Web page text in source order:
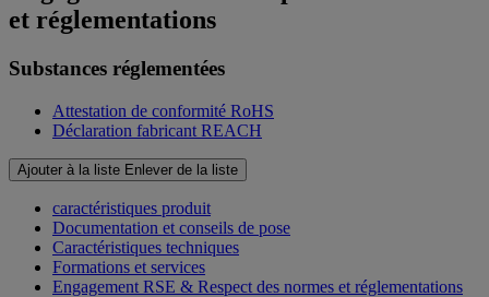
et réglementations
Substances réglementées
Attestation de conformité RoHS
Déclaration fabricant REACH
Ajouter à la liste Enlever de la liste
caractéristiques produit
Documentation et conseils de pose
Caractéristiques techniques
Formations et services
Engagement RSE & Respect des normes et réglementations